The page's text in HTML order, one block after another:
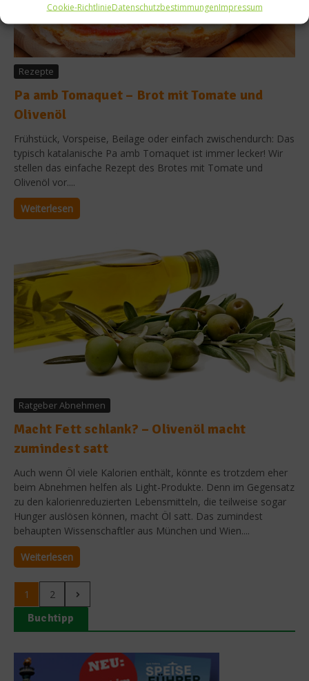
Cookie-RichtlinieDatenschutzbestimmungenImpressum
Rezepte
Pa amb Tomaquet – Brot mit Tomate und
Olivenöl
Frühstück, Vorspeise, Beilage oder einfach zwischendurch: Das
typisch katalanische Pa amb Tomaquet ist immer lecker! Wir
stellen das einfache Rezept des Brotes mit Tomate und
Olivenöl vor....
Weiterlesen
Ratgeber Abnehmen
Macht Fett schlank? – Olivenöl macht
zumindest satt
Auch wenn Öl viele Kalorien enthält, könnte es trotzdem eher
beim Abnehmen helfen als Light-Produkte. Denn im Gegensatz
zu den kalorienreduzierten Lebensmitteln, die teilweise sogar
Hunger auslösen können, macht Öl satt. Das zumindest
behaupten Wissenschaftler aus München und Wien....
Weiterlesen
1 2
Buchtipp